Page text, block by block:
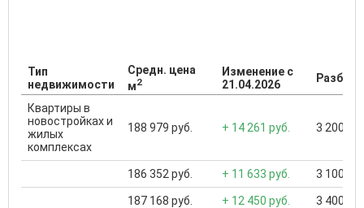
Тип
недвижимости
Средн. цена
м2
Изменение с
21.04.2026
Квартиры в
новостройках и
жилых
комплексах
188 979 руб. + 14 261 руб. 3 200
186 352 руб. + 11 633 руб. 3 100
187 168 руб. + 12 450 руб. 3 400